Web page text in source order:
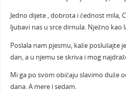
Jedno dijete , dobrota i čednost mila,
ljubavi nas u srce dirnula. Nježno
Poslala nam pjesmu, kaže poslušajte
dan, a u njemu se skriva i mog
Mi ga po svom običaju slavimo duže
dana. A mere i sedam.